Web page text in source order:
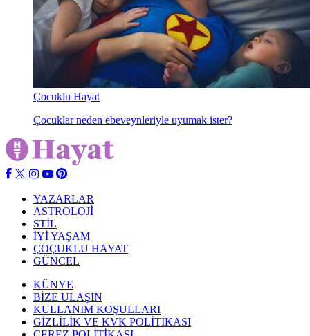
Çocuklu Hayat
Çocuklar neden ebeveynleriyle uyumak ister?
YAZARLAR
ASTROLOJİ
STİL
İYİ YAŞAM
ÇOÇUKLU HAYAT
GÜNCEL
KÜNYE
BİZE ULAŞIN
KULLANIM KOŞULLARI
GİZLİLİK VE KVK POLİTİKASI